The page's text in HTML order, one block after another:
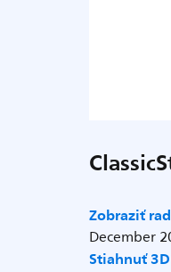
Zobraziť
December
Stiahnuť